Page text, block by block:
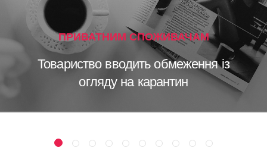
ПРИВАТНИМ СПОЖИВАЧАМ
Товариство вводить обмеження із
огляду на карантин